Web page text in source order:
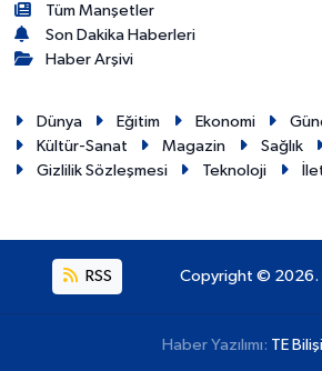
Tüm Manşetler
Son Dakika Haberleri
Haber Arşivi
Dünya Eğitim Ekonomi
Kültür-Sanat
Magazin Sağlık
Gizlilik Sözleşmesi
Teknoloji
RSS Copyright © 2026.
Haber Yazılımı: TE